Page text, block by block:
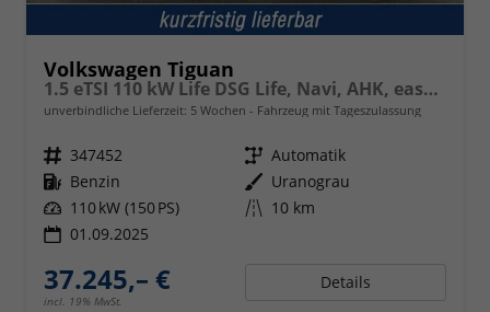
Volkswagen Tiguan
1.5 eTSI 110 kW Life DSG Life, Navi, AHK, easyOpen, LED-Plus, Kamera
unverbindliche Lieferzeit: 5 Wochen Fahrzeug mit Tageszulassung
Fahrzeugnr. 347452 Getriebe Automatik
Kraftstoff Benzin Außenfarbe Uranograu
Leistung 110 kW (150 PS) Kilometerstand 10 km
01.09.2025
37.245,– €
incl. 19% MwSt.
Details